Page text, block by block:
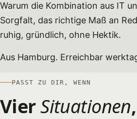
Warum die Kombination aus IT
Sorgfalt, das richtige Maß an
ruhig, gründlich, ohne Hektik.
Aus Hamburg. Erreichbar
PASST ZU DIR, WENN
VierSituationen